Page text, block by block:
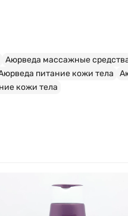
Аюрведа массажные
питание кожи тела
кожи тела